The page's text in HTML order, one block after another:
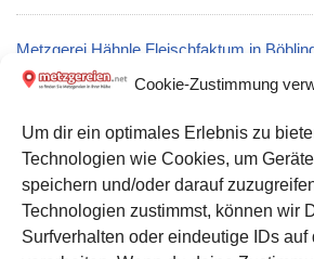
Cookie-Zustimmung
Um dir ein optimales Erlebnis zu
Technologien wie Cookies, um
speichern und/oder darauf
Technologien zustimmst, können wir
Surfverhalten oder eindeutige IDs auf
Metzgerei Hähnle Fleischfaktum in
Metzgerei Fleischerei Familie Geduhn
Catering in Berlin